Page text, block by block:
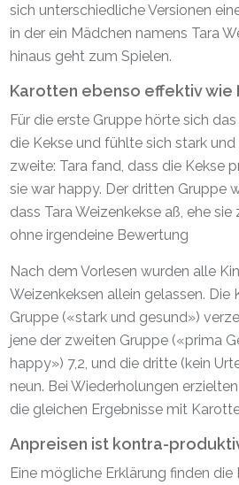
sich unterschiedliche Versionen
in der ein Mädchen namens Tara
hinaus geht zum Spielen.
Karotten ebenso effektiv wie
Für die erste Gruppe hörte sich
die Kekse und fühlte sich stark und
zweite: Tara fand, dass die Kekse
sie war happy. Der dritten Gruppe
dass Tara Weizenkekse aß, ehe
ohne irgendeine Bewertung
Nach dem Vorlesen wurden alle
Weizenkeksen allein gelassen. Die
Gruppe («stark und gesund»)
jene der zweiten Gruppe («prima
happy») 7,2, und die dritte (kein
neun. Bei Wiederholungen
die gleichen Ergebnisse mit
Anpreisen ist kontra-
Eine mögliche Erklärung finden